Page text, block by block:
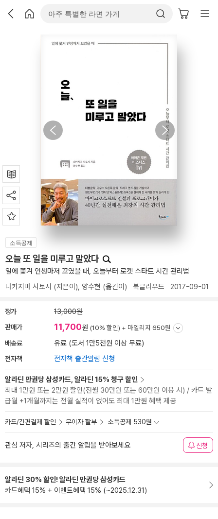
소득공제
오늘 또 일을 미루고 말았다
일에 쫓겨 인생마저 꼬였을 때, 오늘부터 로켓 스타트 시간 관리법
나카지마 사토시 (지은이), 양수현 (옮긴이) 북클라우드 2017-09-01
정가 13,000원
판매가 11,700원 (10% 할인) + 마일리지 650원
배송료 유료 (도서 1만5천원 이상 무료)
전자책 전자책 출간알림 신청
알라딘 만권당 삼성카드, 알라딘 15% 청구 할인
최대 1만원 또는 2만원 할인(전월 30만원 또는 60만원 이용 시) / 카드 발
급월 +1개월까지는 전월 실적이 없어도 최대 1만원 혜택 제공
카드/간편결제 할인 무이자 할부 소득공제 530원
관심 저자, 시리즈의 출간 알림을 받아보세요 신청
알라딘 30% 할인! 알라딘 만권당 삼성카드
카드혜택 15% + 이벤트혜택 15% (~2025.12.31)